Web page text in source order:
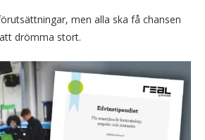
men alla ska få chansen
drömma stort.